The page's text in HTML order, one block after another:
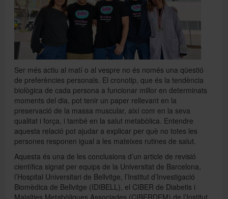
Ser més actiu al matí o al vespre no és només una qüestió
de preferències personals. El cronotip, que és la tendència
biològica de cada persona a funcionar millor en determinats
moments del dia, pot tenir un paper rellevant en la
preservació de la massa muscular, així com en la seva
qualitat i força, i també en la salut metabòlica. Entendre
aquesta relació pot ajudar a explicar per què no totes les
persones responen igual a les mateixes rutines de salut.
Aquesta és una de les conclusions d’un article de revisió
científica signat per equips de la Universitat de Barcelona,
l’Hospital Universitari de Bellvitge, l’Institut d’Investigació
Biomèdica de Bellvitge (IDIBELL), el CIBER de Diabetis i
Malalties Metabòliques Associades (CIBERDEM) de l’Institut